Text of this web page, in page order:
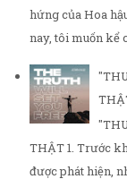
hứng của Hoa
nay, tôi muốn kể
THẬT 1. Trước
được phát hiện,